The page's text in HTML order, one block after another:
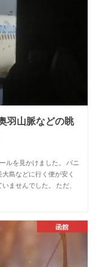
羽山脈などの眺
ルを見かけました。 バニ
島などに行く便が安く
ませんでした。 ただ、
函館